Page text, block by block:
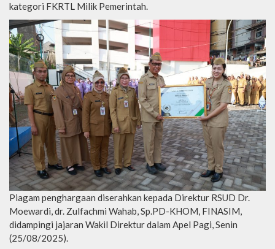
kategori FKRTL Milik Pemerintah.
Piagam penghargaan diserahkan kepada Direktur RSUD Dr.
Moewardi, dr. Zulfachmi Wahab, Sp.PD-KHOM, FINASIM,
didampingi jajaran Wakil Direktur dalam Apel Pagi, Senin
(25/08/2025).